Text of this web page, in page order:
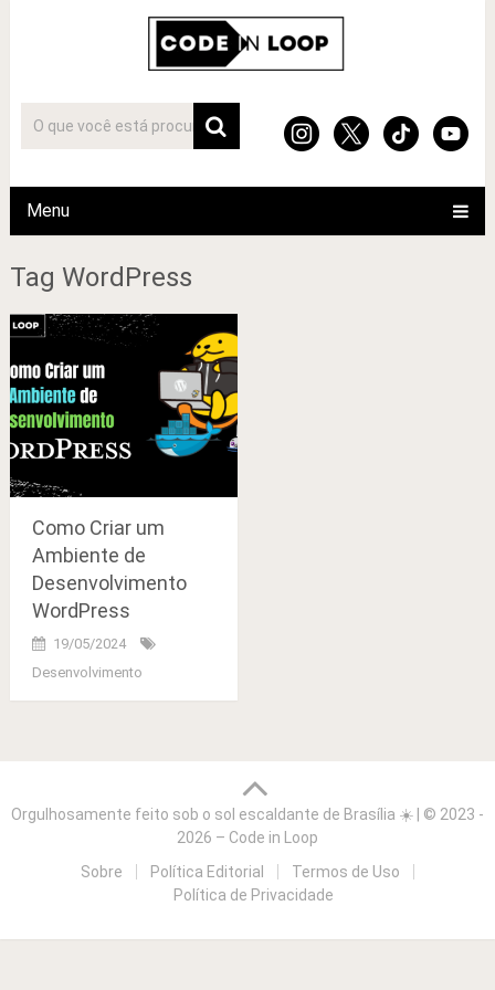
Menu
Tag WordPress
Como Criar um
Ambiente de
Desenvolvimento
WordPress
19/05/2024
Desenvolvimento
de
postagens
Orgulhosamente feito sob o sol escaldante de Brasília ☀️
© 2023 -
2026 – Code in Loop
Sobre
Política Editorial
Termos de Uso
Política de Privacidade